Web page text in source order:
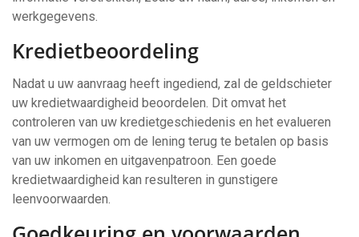
werkgegevens.
Kredietbeoordeling
Nadat u uw aanvraag heeft ingediend, zal de geldschieter
uw kredietwaardigheid beoordelen. Dit omvat het
controleren van uw kredietgeschiedenis en het evalueren
van uw vermogen om de lening terug te betalen op basis
van uw inkomen en uitgavenpatroon. Een goede
kredietwaardigheid kan resulteren in gunstigere
leenvoorwaarden.